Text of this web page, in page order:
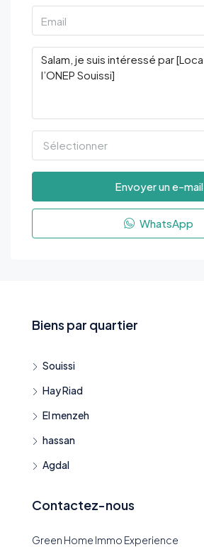
Sélectionner
Envoyer un e-mail
WhatsApp
Biens par quartier
Souissi
Hay Riad
El menzeh
hassan
Agdal
Contactez-nous
Green Home Immo Experience